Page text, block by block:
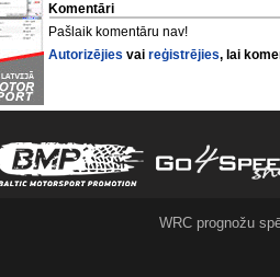
Komentāri
Pašlaik komentāru nav!
Autorizējies vaireģistrējies, lai
WRC prognožu